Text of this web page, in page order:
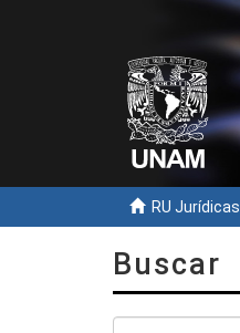
RU Jurídicas
Buscar